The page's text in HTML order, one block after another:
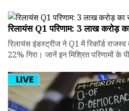
रिलायंस Q1 परिणाम: ₹3 लाख करोड़
रिलायंस इंडस्ट्रीज ने Q1 में रिकॉर्ड राजस्व
22% गिरा। जानें इन मिश्रित परिणामों के